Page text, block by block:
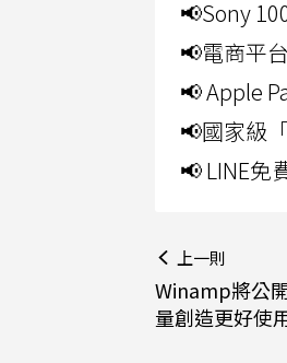
📢Sony
📢電商平
📢 Apple
📢國家級
📢 LINE免
上一則
Winamp將公
量創造更好使